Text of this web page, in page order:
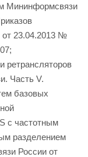
Мининформсвязи
от 23.04.2013 №
ретрансляторов
Часть V.
базовых
с частотным
разделением
России от